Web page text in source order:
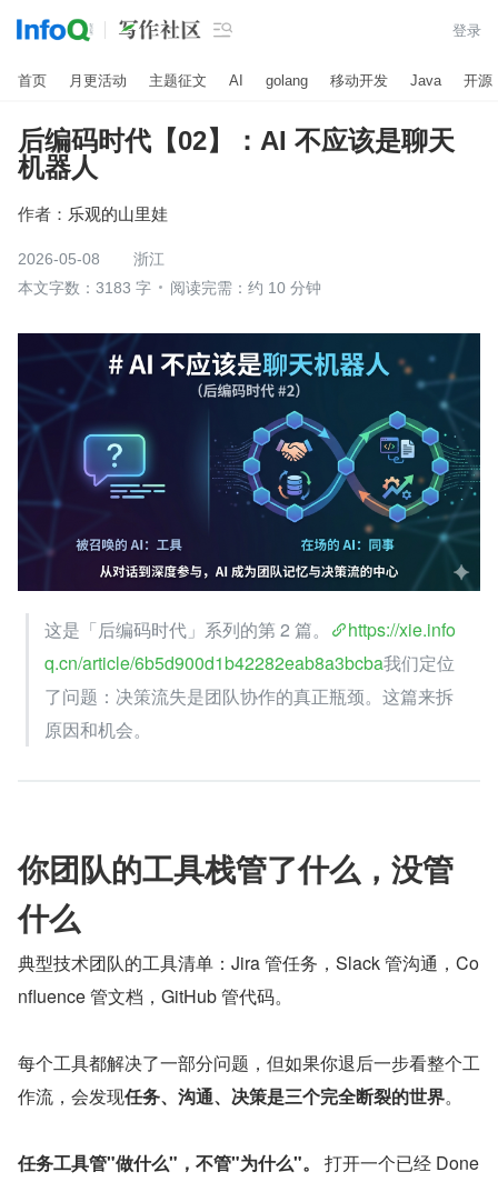
 登录
首页 月更活动 主题征文 AI golang 移动开发 Java 开源
后编码时代【02】：AI 不应该是聊天
机器人
作者： 乐观的山里娃
2026-05-08
浙江
本文字数：3183 字
阅读完需：约 10 分钟
这是「后编码时代」系列的第 2 篇。
https://xie.info
q.cn/article/6b5d900d1b42282eab8a3bcba我们定位
了问题：决策流失是团队协作的真正瓶颈。这篇来拆
原因和机会。
你团队的工具栈管了什么，没管
什么
典型技术团队的工具清单：Jira 管任务，Slack 管沟通，Co
nfluence 管文档，GitHub 管代码。
每个工具都解决了一部分问题，但如果你退后一步看整个工
作流，会发现任务、沟通、决策是三个完全断裂的世界。
任务工具管"做什么"，不管"为什么"。
打开一个已经 Done